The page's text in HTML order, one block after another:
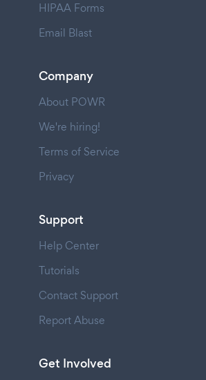
HIPAA Forms
Email Blast
Company
About POWR
We're hiring!
Terms of Service
Privacy
Support
Help Center
Tutorials
Contact Support
Report Abuse
Get Involved